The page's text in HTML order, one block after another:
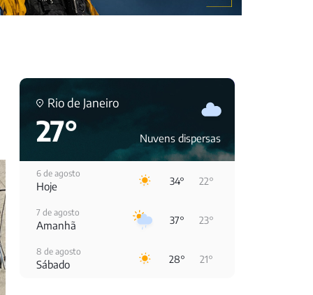
Rio de Janeiro
27° Nuvens dispersas
6 de agosto
Hoje 34° 22°
7 de agosto
Amanhã 37° 23°
8 de agosto
Sábado 28° 21°